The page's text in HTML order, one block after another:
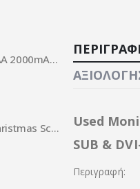
Used
SUB &
Περιγραφή:
Accu GP ReCyko AA 2000mAh & AAA 800mAh (4 pcs Set)
Decorative LED Christmas Scene Bottle Light